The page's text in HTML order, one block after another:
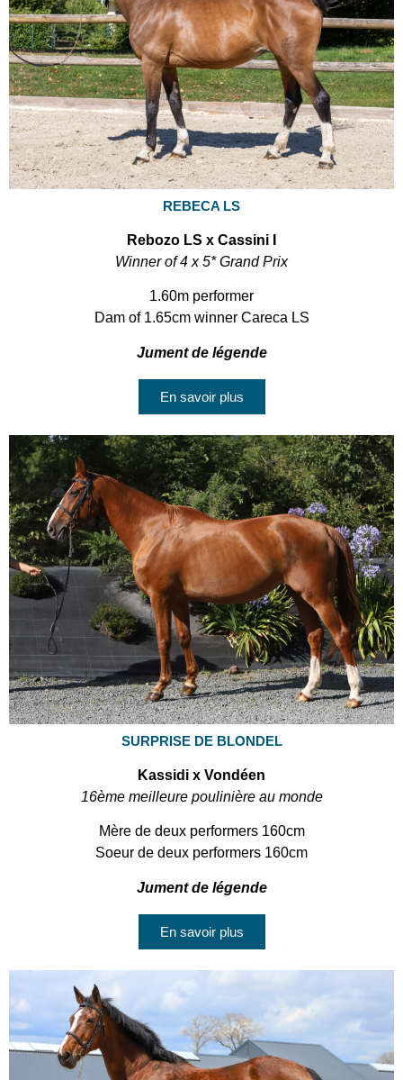
REBECA LS
Rebozo LS x Cassini I
Winner of 4 x 5* Grand Prix
1.60m performer
Dam of 1.65cm winner Careca LS
Jument de légende
En savoir plus
SURPRISE DE BLONDEL
Kassidi x Vondéen
16ème meilleure poulinière au monde
Mère de deux performers 160cm
Soeur de deux performers 160cm
Jument de légende
En savoir plus